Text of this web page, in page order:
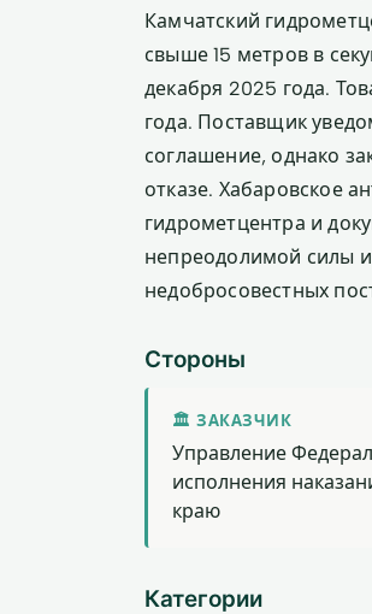
Камчатский
свыше 15 метров в
декабря 2025 года.
года. Поставщик
соглашение, однако
отказе. Хабаровское
гидрометцентра и
непреодолимой силы
недобросовестных
Стороны
🏛 ЗАКАЗЧИК
Управление
исполнения
краю
Категории